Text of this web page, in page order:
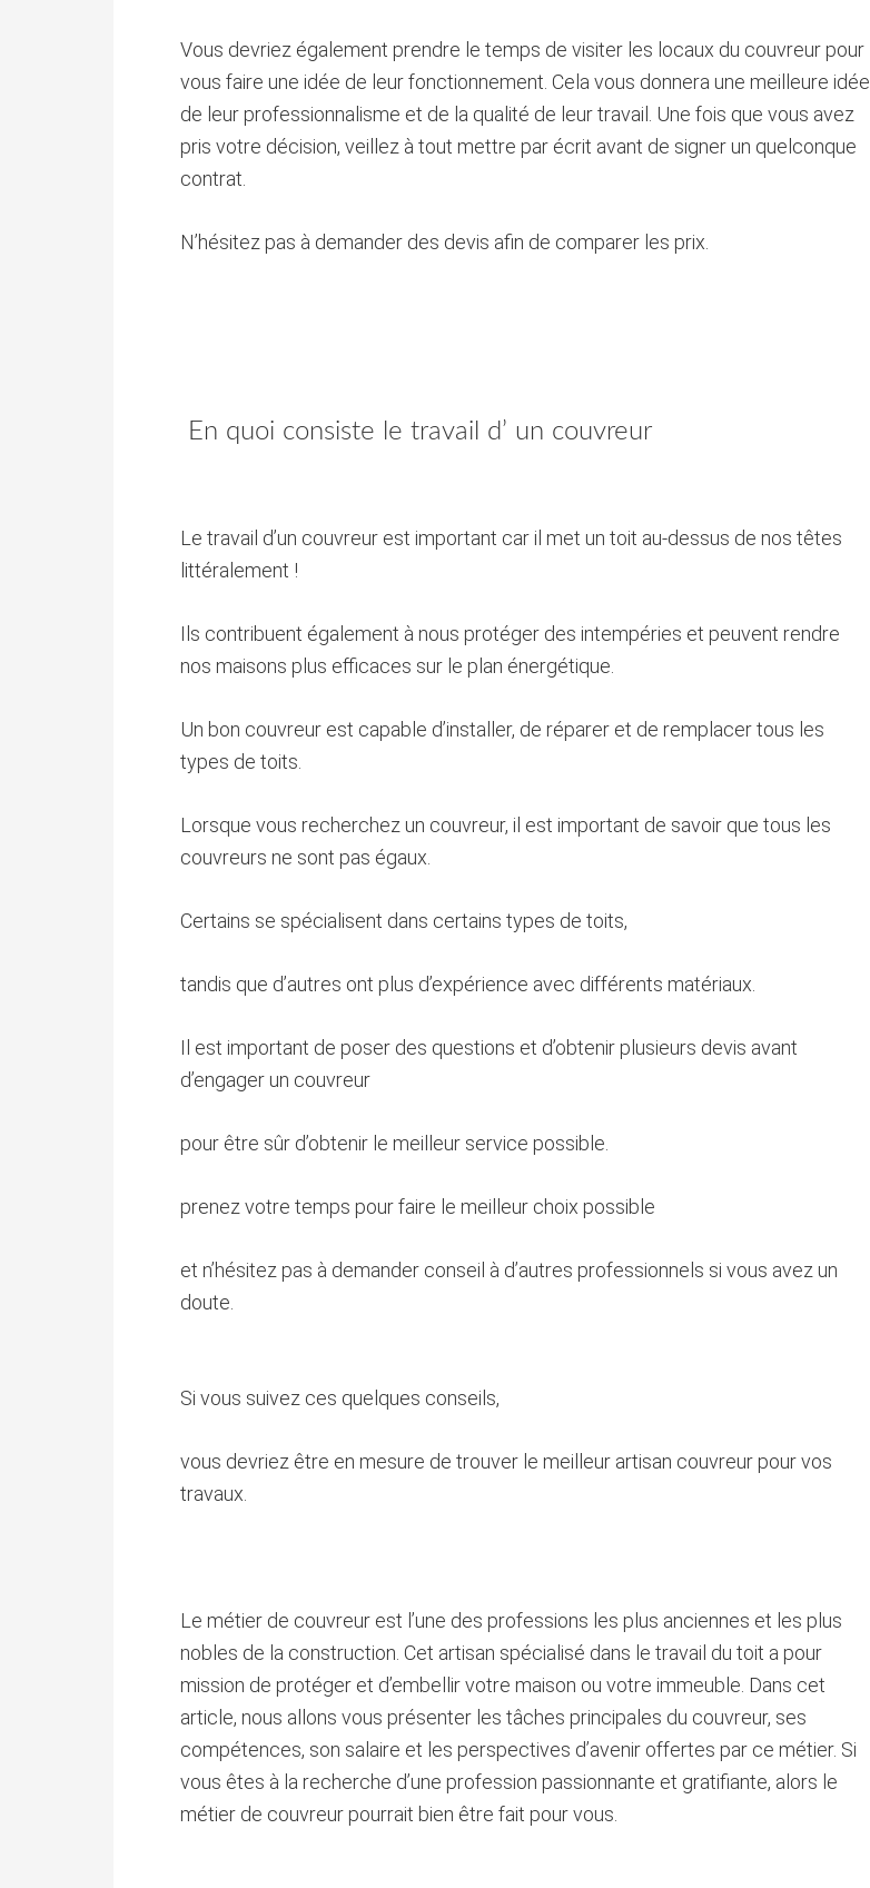
Vous devriez également prendre le temps de visiter les locaux du couvreur pour
vous faire une idée de leur fonctionnement. Cela vous donnera une meilleure idée
de leur professionnalisme et de la qualité de leur travail. Une fois que vous avez
pris votre décision, veillez à tout mettre par écrit avant de signer un quelconque
contrat.
N’hésitez pas à demander des devis afin de comparer les prix.
En quoi consiste le travail d’ un couvreur
Le travail d’un couvreur est important car il met un toit au-dessus de nos têtes
littéralement !
Ils contribuent également à nous protéger des intempéries et peuvent rendre
nos maisons plus efficaces sur le plan énergétique.
Un bon couvreur est capable d’installer, de réparer et de remplacer tous les
types de toits.
Lorsque vous recherchez un couvreur, il est important de savoir que tous les
couvreurs ne sont pas égaux.
Certains se spécialisent dans certains types de toits,
tandis que d’autres ont plus d’expérience avec différents matériaux.
Il est important de poser des questions et d’obtenir plusieurs devis avant
d’engager un couvreur
pour être sûr d’obtenir le meilleur service possible.
prenez votre temps pour faire le meilleur choix possible
et n’hésitez pas à demander conseil à d’autres professionnels si vous avez un
doute.
Si vous suivez ces quelques conseils,
vous devriez être en mesure de trouver le meilleur artisan couvreur pour vos
travaux.
Le métier de couvreur est l’une des professions les plus anciennes et les plus
nobles de la construction. Cet artisan spécialisé dans le travail du toit a pour
mission de protéger et d’embellir votre maison ou votre immeuble. Dans cet
article, nous allons vous présenter les tâches principales du couvreur, ses
compétences, son salaire et les perspectives d’avenir offertes par ce métier. Si
vous êtes à la recherche d’une profession passionnante et gratifiante, alors le
métier de couvreur pourrait bien être fait pour vous.